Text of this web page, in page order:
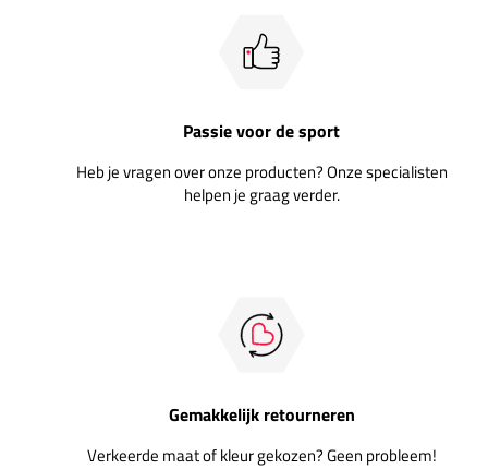
Passie voor de sport
Heb je vragen over onze producten? Onze specialisten
helpen je graag verder.
Gemakkelijk retourneren
Verkeerde maat of kleur gekozen? Geen probleem!